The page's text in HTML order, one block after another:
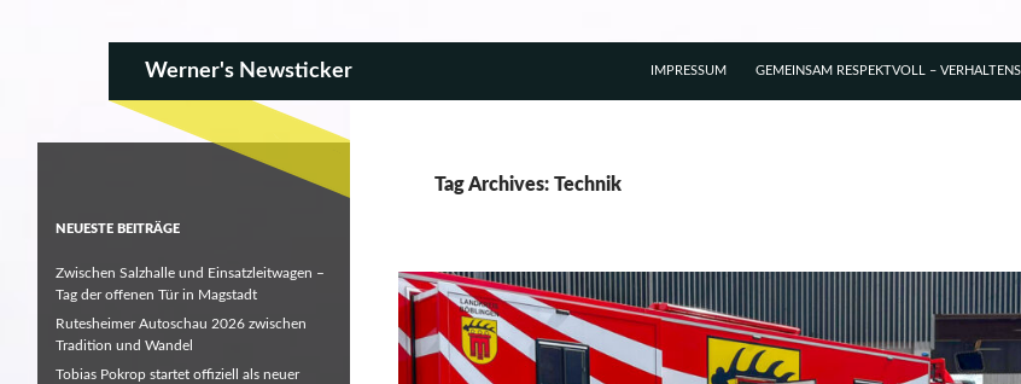
Werner's Newsticker GEMEINSAM RESPEKTVOLL –
IMPRESSUM
Tag Archives: Technik
NEUESTE BEITRÄGE
Zwischen Salzhalle und Einsatzleitwagen –
Tag der offenen Tür in Magstadt
Rutesheimer Autoschau 2026 zwischen
Tradition und Wandel
Tobias Pokrop startet offiziell als neuer